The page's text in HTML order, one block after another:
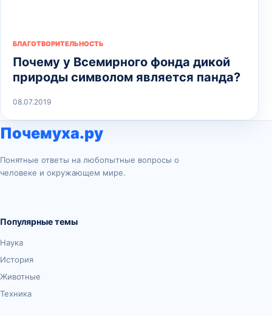
БЛАГОТВОРИТЕЛЬНОСТЬ
Почему у Всемирного фонда дикой
природы символом является панда?
08.07.2019
Почемуха.ру
Понятные ответы на любопытные вопросы о
человеке и окружающем мире.
Популярные темы
Наука
История
Животные
Техника